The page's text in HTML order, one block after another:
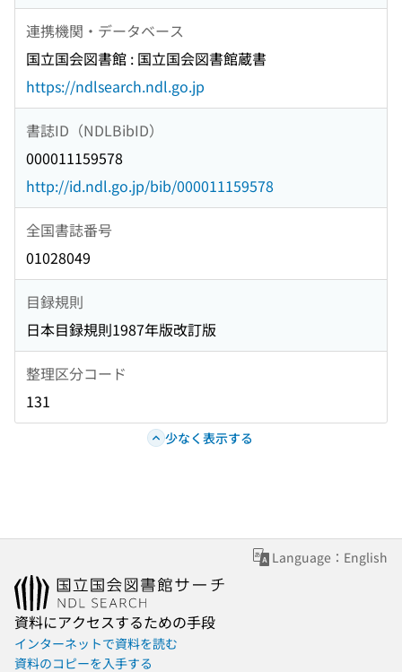
連携機関・データベース
国立国会図書館 : 国立国会図書館蔵書
https://ndlsearch.ndl.go.jp
書誌ID（NDLBibID）
000011159578
http://id.ndl.go.jp/bib/000011159578
全国書誌番号
01028049
目録規則
日本目録規則1987年版改訂版
整理区分コード
131
少なく表示する
Language：English
資料にアクセスするための手段
インターネットで資料を読む
資料のコピーを入手する